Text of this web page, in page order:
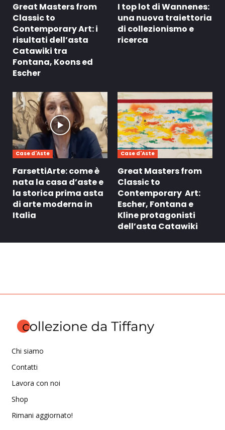
Great Masters from
Classic to
Contemporary Art: i
risultati dell’asta
Catawiki tra
Fontana, Koons ed
Escher
I top lot di Wannenes:
una nuova traiettoria
di collezionismo e
ricerca
Case d'Aste
FarsettiArte: come è
nata la casa d’aste e
la storica prima asta
di arte moderna in
Italia
Case d'Aste
Great Masters from
Classic to
Contemporary Art:
Escher, Fontana e
Kline protagonisti
dell’asta Catawiki
Chi siamo
Contatti
Lavora con noi
Shop
Rimani aggiornato!